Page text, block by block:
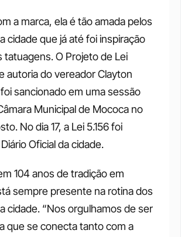
a marca, ela é tão amada pelos
cidade que já até foi inspiração
tatuagens. O Projeto de Lei
autoria do vereador Clayton
sancionado em uma sessão
Municipal de Mococa no
No dia 17, a Lei 5.156 foi
Oficial da cidade.
104 anos de tradição em
sempre presente na rotina dos
cidade. “Nos orgulhamos de ser
que se conecta tanto com a